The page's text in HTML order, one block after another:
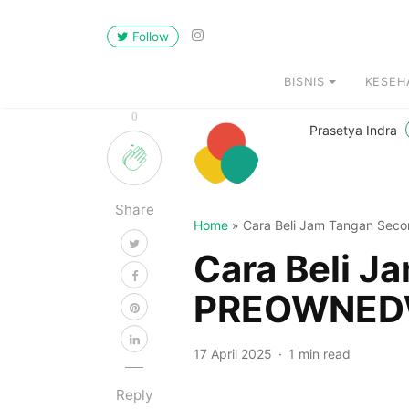
Follow
BISNIS
0
Share
Reply
Prasetya Indra
Home » Cara Beli Jam Tangan
Cara Beli
17 April 2025 1 min read